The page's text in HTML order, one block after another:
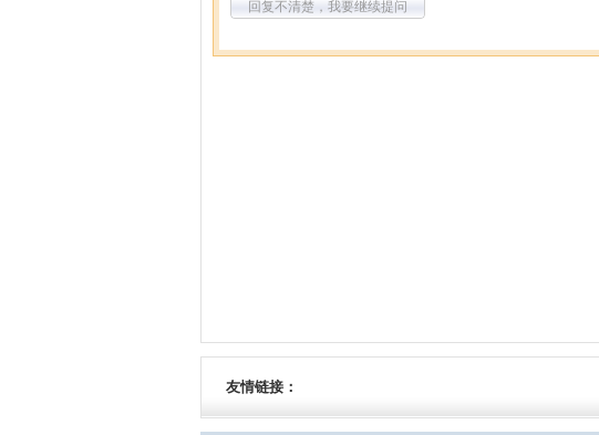
回复不清楚，我要继续提问
友情链接：